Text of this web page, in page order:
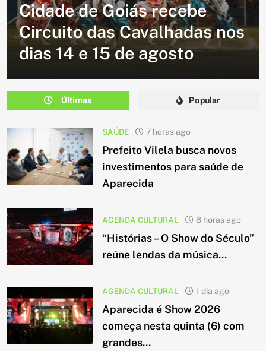
volta e promete reunir
milhares de participantes
em Caldazinha
Últimas Popular
SAÚDE 7 horas ago
Prefeito Vilela busca novos
investimentos para saúde de
Aparecida
AGENDA CULTURAL 8 horas ago
“Histórias – O Show do Século”
reúne lendas da música...
AGENDA CULTURAL 1 dia ago
Aparecida é Show 2026
começa nesta quinta (6) com
grandes...